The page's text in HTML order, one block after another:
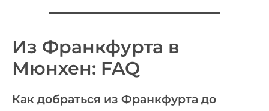
Из Франкфурта в
Мюнхен: FAQ
Как добраться из Франкфурта до